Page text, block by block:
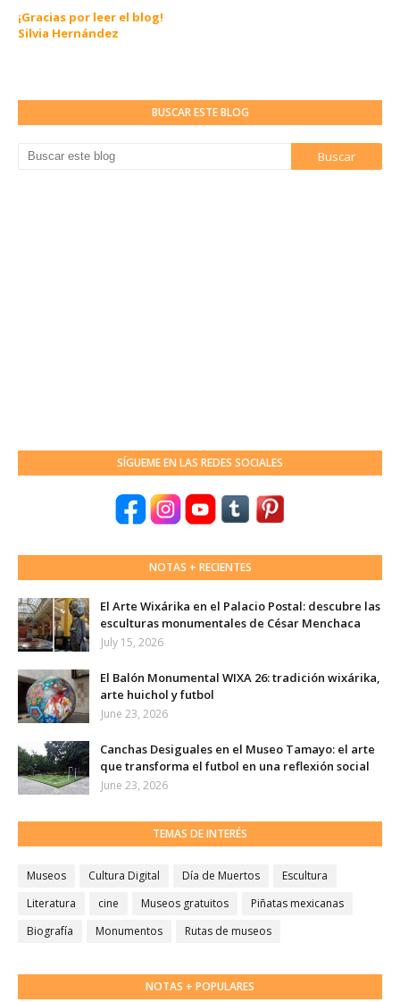
¡Gracias por leer el blog!
Silvia Hernández
BUSCAR ESTE BLOG
SÍGUEME EN LAS REDES SOCIALES
NOTAS + RECIENTES
El Arte Wixárika en el Palacio Postal: descubre las
esculturas monumentales de César Menchaca
July 15, 2026
El Balón Monumental WIXA 26: tradición wixárika,
arte huichol y futbol
June 23, 2026
Canchas Desiguales en el Museo Tamayo: el arte
que transforma el futbol en una reflexión social
June 23, 2026
TEMAS DE INTERÉS
Museos Cultura Digital Día de Muertos
Escultura
Literatura
cine Museos gratuitos
Piñatas mexicanas
Biografía
Monumentos Rutas de museos
NOTAS + POPULARES